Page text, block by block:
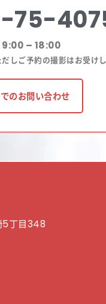
75-
9:00 – 18:00
だしご予約の撮影はお受け
のお問い合わせ
丁目348